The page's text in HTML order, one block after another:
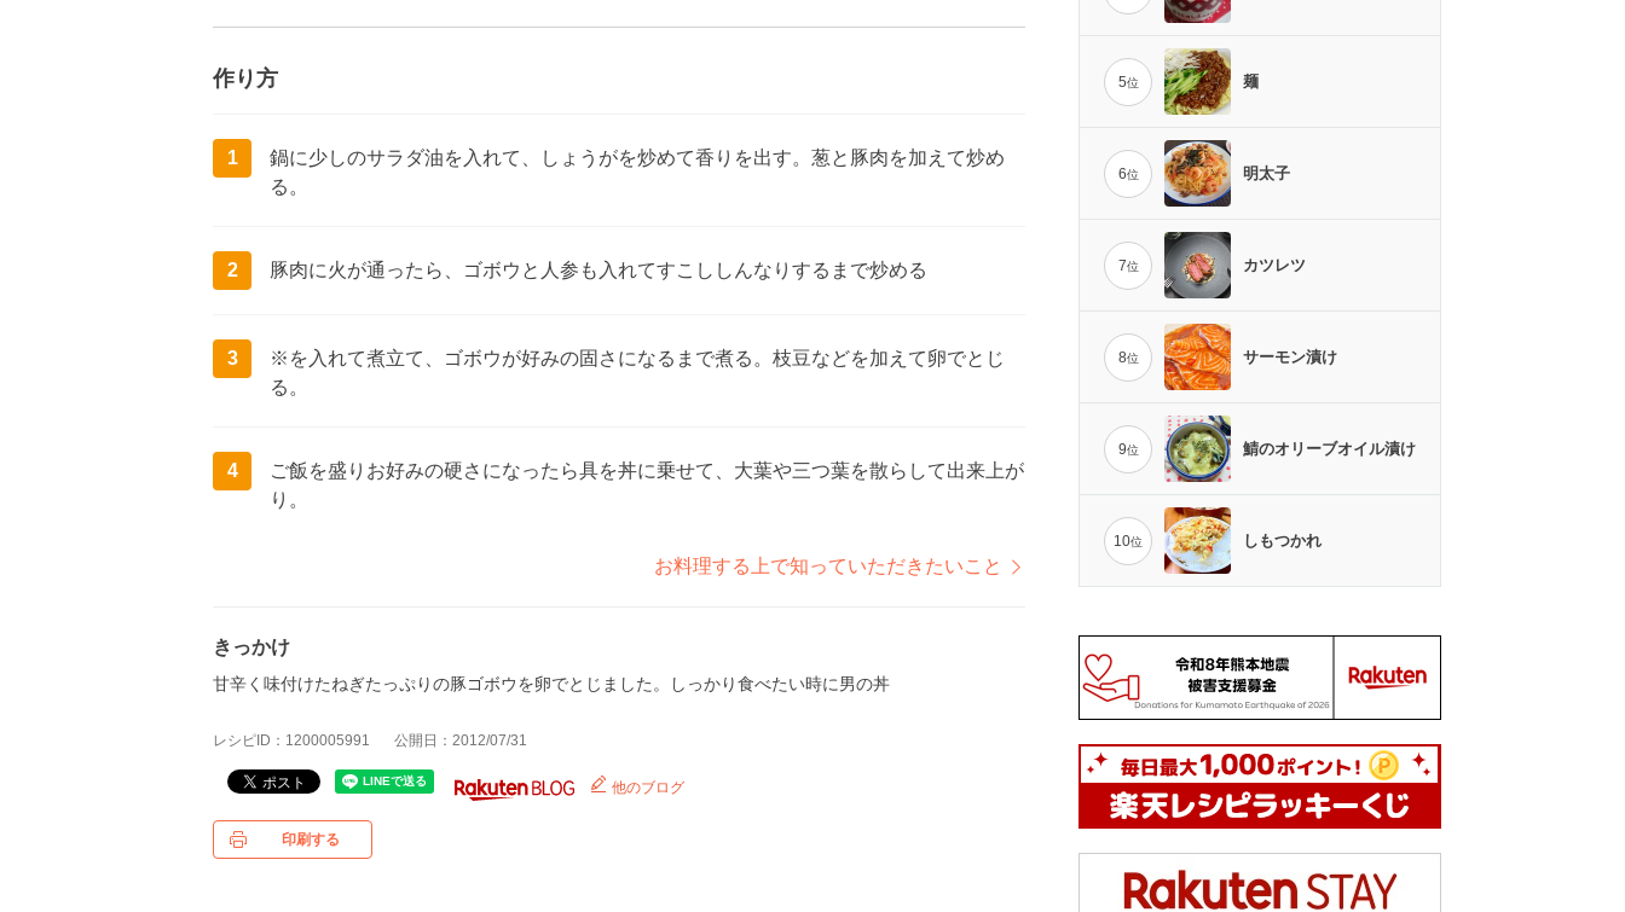
作り方
1
鍋に少しのサラダ油を入れて、しょうがを炒めて香りを出す。葱と豚肉を加えて炒め
る。
2 豚肉に火が通ったら、ゴボウと人参も入れてすこししんなりするまで炒める
3
※を入れて煮立て、ゴボウが好みの固さになるまで煮る。枝豆などを加えて卵でとじ
る。
4
ご飯を盛りお好みの硬さになったら具を丼に乗せて、大葉や三つ葉を散らして出来上が
り。
お料理する上で知っていただきたいこと
きっかけ
甘辛く味付けたねぎたっぷりの豚ゴボウを卵でとじました。しっかり食べたい時に男の丼
レシピID：1200005991 公開日：2012/07/31
他のブログ
印刷する
5位 麺
6位 明太子
7位 カツレツ
8位 サーモン漬け
9位 鯖のオリーブオイル漬け
10位 しもつかれ